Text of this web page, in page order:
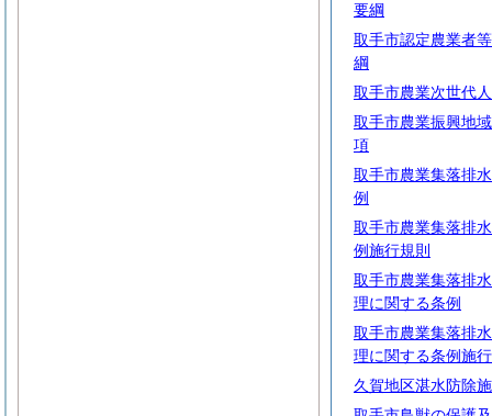
要綱
取手市認定農業者
綱
取手市農業次世代
取手市農業振興地
項
取手市農業集落排
例
取手市農業集落排
例施行規則
取手市農業集落排
理に関する条例
取手市農業集落排
理に関する条例施
久賀地区湛水防除